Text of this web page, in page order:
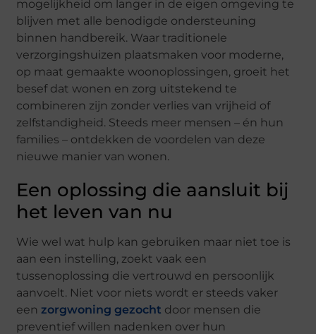
mogelijkheid om langer in de eigen omgeving te
blijven met alle benodigde ondersteuning
binnen handbereik. Waar traditionele
verzorgingshuizen plaatsmaken voor moderne,
op maat gemaakte woonoplossingen, groeit het
besef dat wonen en zorg uitstekend te
combineren zijn zonder verlies van vrijheid of
zelfstandigheid. Steeds meer mensen – én hun
families – ontdekken de voordelen van deze
nieuwe manier van wonen.
Een oplossing die aansluit bij
het leven van nu
Wie wel wat hulp kan gebruiken maar niet toe is
aan een instelling, zoekt vaak een
tussenoplossing die vertrouwd en persoonlijk
aanvoelt. Niet voor niets wordt er steeds vaker
eenzorgwoning gezocht door mensen die
preventief willen nadenken over hun